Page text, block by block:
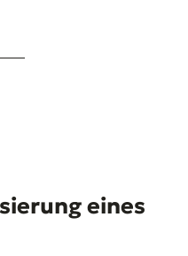
eines